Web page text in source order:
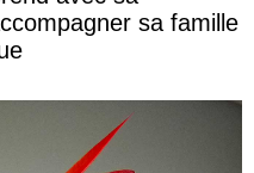
sa famille